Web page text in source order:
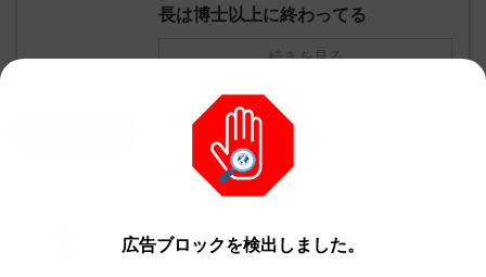
長は博士以上に終わってる
続きを見る
名無しさん、君に決めた！ (ﾜｯﾁｮｲW
2022/11/23(水)
広告ブロックを検出しました。